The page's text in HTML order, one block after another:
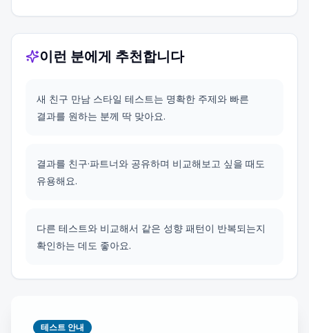
이런 분에게 추천합니다
새 친구 만남 스타일 테스트는 명확한 주제와 빠른
결과를 원하는 분께 딱 맞아요.
결과를 친구·파트너와 공유하며 비교해보고 싶을 때도
유용해요.
다른 테스트와 비교해서 같은 성향 패턴이 반복되는지
확인하는 데도 좋아요.
테스트 안내